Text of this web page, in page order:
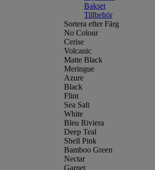
Bakset
Tillbehör
Sortera efter Färg
No Colour
Cerise
Volcanic
Matte Black
Meringue
Azure
Black
Flint
Sea Salt
White
Bleu Riviera
Deep Teal
Shell Pink
Bamboo Green
Nectar
Garnet